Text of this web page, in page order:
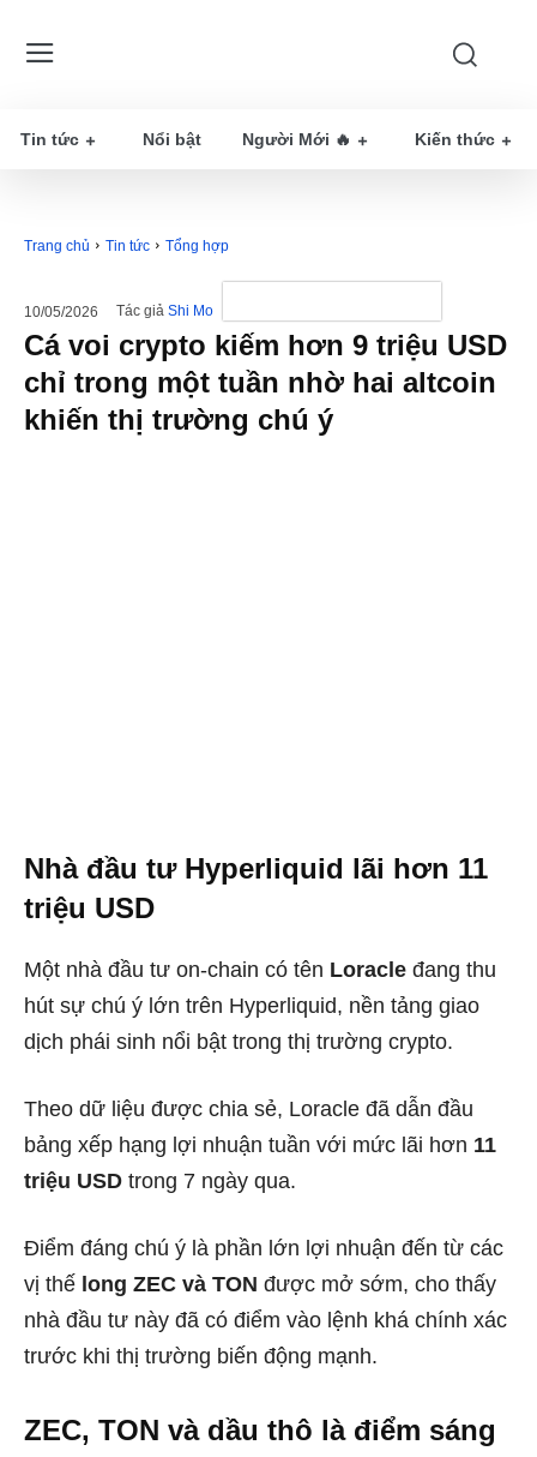
Tin tức Nổi bật Người Mới 🔥 Kiến thức
Trang chủ Tin tức Tổng hợp
10/05/2026 Tác giả Shi Mo
Cá voi crypto kiếm hơn 9 triệu USD
chỉ trong một tuần nhờ hai altcoin
khiến thị trường chú ý
Nhà đầu tư Hyperliquid lãi hơn 11
triệu USD
Một nhà đầu tư on-chain có tên Loracle đang thu
hút sự chú ý lớn trên Hyperliquid, nền tảng giao
dịch phái sinh nổi bật trong thị trường crypto.
Theo dữ liệu được chia sẻ, Loracle đã dẫn đầu
bảng xếp hạng lợi nhuận tuần với mức lãi hơn 11
triệu USD trong 7 ngày qua.
Điểm đáng chú ý là phần lớn lợi nhuận đến từ các
vị thế long ZEC và TON được mở sớm, cho thấy
nhà đầu tư này đã có điểm vào lệnh khá chính xác
trước khi thị trường biến động mạnh.
ZEC, TON và dầu thô là điểm sáng